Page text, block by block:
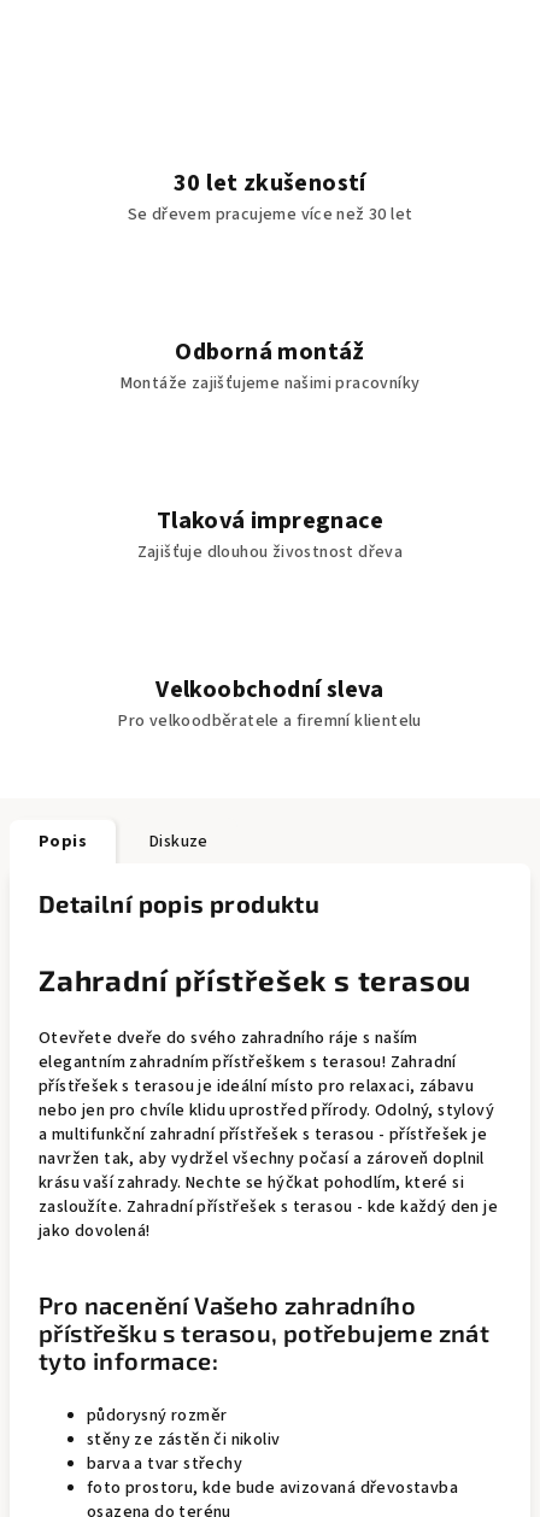
30 let zkušeností
Se dřevem pracujeme více než 30 let
Odborná montáž
Montáže zajišťujeme našimi pracovníky
Tlaková impregnace
Zajišťuje dlouhou živostnost dřeva
Velkoobchodní sleva
Pro velkoodběratele a firemní klientelu
Popis Diskuze
Detailní popis produktu
Zahradní přístřešek s terasou
Otevřete dveře do svého zahradního ráje s naším
elegantním zahradním přístřeškem s terasou! Zahradní
přístřešek s terasou je ideální místo pro relaxaci, zábavu
nebo jen pro chvíle klidu uprostřed přírody. Odolný, stylový
a multifunkční zahradní přístřešek s terasou - přístřešek je
navržen tak, aby vydržel všechny počasí a zároveň doplnil
krásu vaší zahrady. Nechte se hýčkat pohodlím, které si
zasloužíte. Zahradní přístřešek s terasou - kde každý den je
jako dovolená!
Pro nacenění Vašeho zahradního
přístřešku s terasou, potřebujeme znát
tyto informace:
půdorysný rozměr
stěny ze zástěn či nikoliv
barva a tvar střechy
foto prostoru, kde bude avizovaná dřevostavba
osazena do terénu